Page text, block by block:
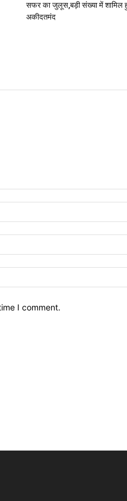
सफर का जुलूस,बड़ी संख्या में शामिल
अकीदतमंद
I comment.